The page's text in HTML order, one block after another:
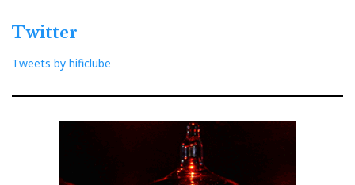
USB para acesso ao DAC interno.
Se possível, o leitor-CD conferiu ainda mais sentido
Twitter
Tweets by hificlube